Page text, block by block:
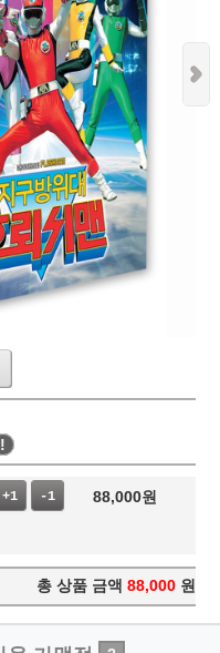
!
+1 -1 88,000원
총 상품 금액 88,000 원